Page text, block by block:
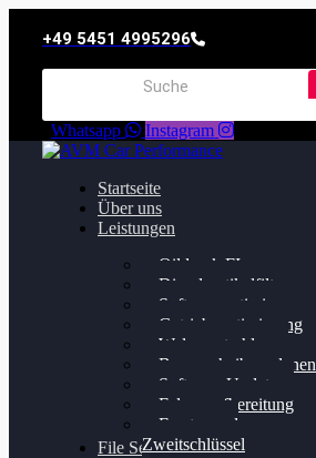
+49 5451 4995296
Whatsapp Instagram
Startseite
Über uns
Leistungen
Oildruck FIx
Dieselpartikelfilter
Softwareoptimierung
Getriebeoptimierung
Walnussstrahlen
Bremsscheiben planen
Software Update
Felgenaufbereitung
Ersatz- und
Zweitschlüssel
File Service